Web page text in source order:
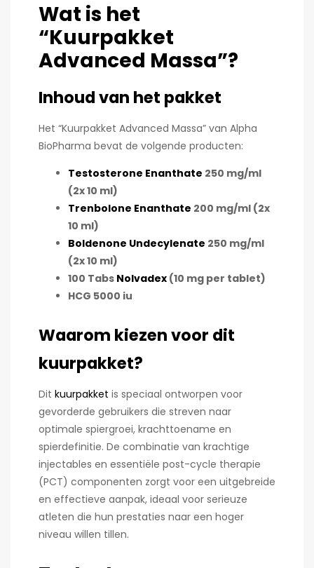
Wat is het
“Kuurpakket
Advanced Massa”?
Inhoud van het pakket
Het “Kuurpakket Advanced Massa” van Alpha
BioPharma bevat de volgende producten:
Testosterone Enanthate 250 mg/ml
(2x 10 ml)
Trenbolone Enanthate 200 mg/ml (2x
10 ml)
Boldenone Undecylenate 250 mg/ml
(2x 10 ml)
100 Tabs Nolvadex (10 mg per tablet)
HCG 5000 iu
Waarom kiezen voor dit
kuurpakket?
Dit kuurpakket is speciaal ontworpen voor
gevorderde gebruikers die streven naar
optimale spiergroei, krachttoename en
spierdefinitie. De combinatie van krachtige
injectables en essentiële post-cycle therapie
(PCT) componenten zorgt voor een uitgebreide
en effectieve aanpak, ideaal voor serieuze
atleten die hun prestaties naar een hoger
niveau willen tillen.